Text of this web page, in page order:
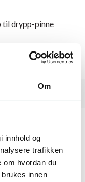
Om
innhold og
trafikken
om hvordan du
innen
til drypp-pinne